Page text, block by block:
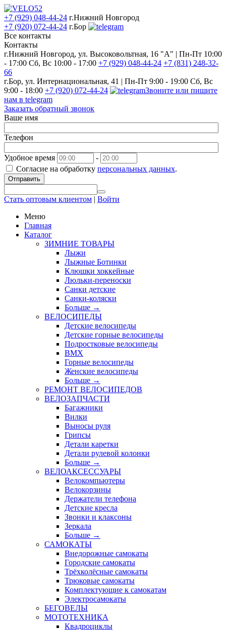
+7 (929) 048-44-24 г.Нижний Новгород
+7 (920) 072-44-24 г.Бор
Все контакты
Контакты
г.Нижний Новгород, ул. Высоковольтная, 16 "А" | Пн-Пт 10:00
- 17:00 Сб, Вс 10:00 - 17:00 +7 (929) 048-44-24 +7 (831) 248-32-
66
г.Бор, ул. Интернациональная, 41 | Пн-Пт 9:00 - 19:00 Сб, Вс
9:00 - 18:00 +7 (920) 072-44-24
Звоните или пишите
нам в telegram
Заказать обратный звонок
Ваше имя
Телефон
Удобное время
-
Согласие на обработку персональных данных.
Отправить
Стать оптовым клиентом | Войти
Меню
Главная
Каталог
ЗИМНИЕ ТОВАРЫ
Лыжи
Лыжные Ботинки
Клюшки хоккейные
Люльки-переноски
Санки детские
Санки-коляски
Больше →
ВЕЛОСИПЕДЫ
Детские велосипеды
Детские горные велосипеды
Подростковые велосипеды
BMX
Горные велосипеды
Женские велосипеды
Больше →
РЕМОНТ ВЕЛОСИПЕДОВ
ВЕЛОЗАПЧАСТИ
Багажники
Вилки
Выносы руля
Грипсы
Детали каретки
Детали рулевой колонки
Больше →
ВЕЛОАКСЕССУАРЫ
Велокомпьютеры
Велокорзины
Держатели телефона
Детские кресла
Звонки и клаксоны
Зеркала
Больше →
САМОКАТЫ
Внедорожные самокаты
Городские самокаты
Трёхколёсные самокаты
Трюковые самокаты
Комплектующие к самокатам
Электросамокаты
БЕГОВЕЛЫ
МОТОТЕХНИКА
Квадроциклы